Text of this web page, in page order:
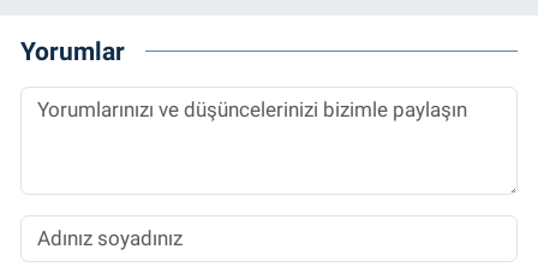
Spor, Sağlık ve Ekonomi Editörü olarak
sürdürmektedir.
Yorumlar